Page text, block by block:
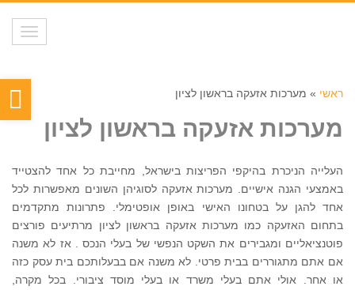
ראשי » מערכות אזעקה בראשון לציון
מערכות אזעקה בראשון לציון
העלייה הניכרת בהיקפי הפריצות בישראל, מחייבת כל אחד להצטייד
באמצעי הגנה אישיים. מערכות אזעקה לסוגיהן השונים מאפשרות לכל
אחד להגן על בטחונו האישי באופן אופטימלי. פתרונות מתקדמים
בתחום האזעקה כמו מערכות אזעקה בראשון לציון מרתיעים פורצים
פוטנציאליים ומגבירים את השקט הנפשי של בעלי הנכס . אז לא משנה
אם אתם מתגוררים בבית פרטי. לא משנה אם בבעלותכם בית עסק כזה
או אחר. אולי אתם בעלי משרד או בעלי מוסד ציבורי. בכל מקרה,